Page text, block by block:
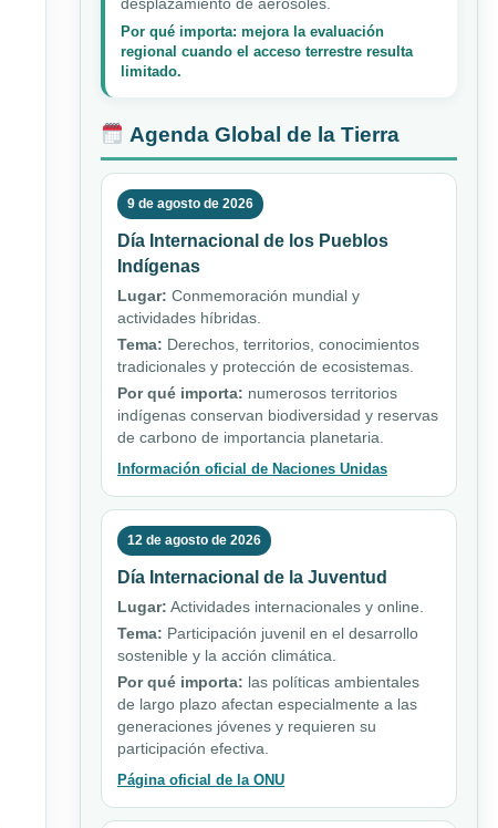
desplazamiento de aerosoles.
Por qué importa: mejora la evaluación
regional cuando el acceso terrestre resulta
limitado.
Agenda Global de la Tierra
9 de agosto de 2026
Día Internacional de los Pueblos
Indígenas
Lugar: Conmemoración mundial y
actividades híbridas.
Tema: Derechos, territorios, conocimientos
tradicionales y protección de ecosistemas.
Por qué importa: numerosos territorios
indígenas conservan biodiversidad y reservas
de carbono de importancia planetaria.
Información oficial de Naciones Unidas
12 de agosto de 2026
Día Internacional de la Juventud
Lugar: Actividades internacionales y online.
Tema: Participación juvenil en el desarrollo
sostenible y la acción climática.
Por qué importa: las políticas ambientales
de largo plazo afectan especialmente a las
generaciones jóvenes y requieren su
participación efectiva.
Página oficial de la ONU